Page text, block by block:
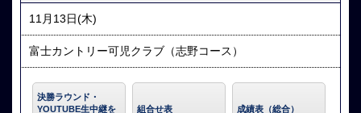
11月13日(木)
富士カントリー可児クラブ（志野コース）
決勝ラウンド・
YOUTUBE生中継を
組合せ表 成績表（総合）